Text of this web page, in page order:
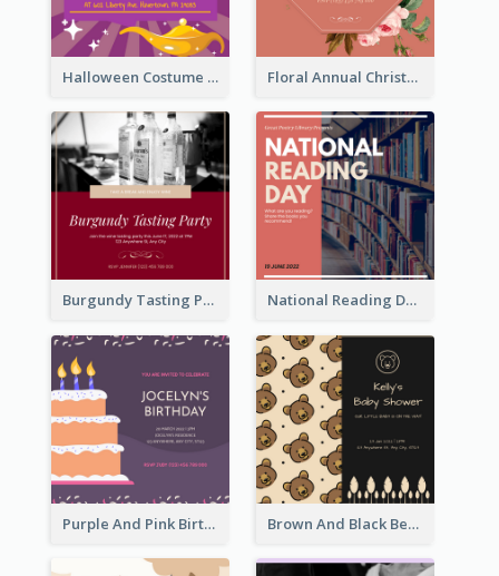
Halloween Costume Party Invitation Floral Annual Christmas Concert Invitation
Burgundy Tasting Party Invitation National Reading Day Invitation
Purple And Pink Birthday Cake Illustration Party Invitation Brown And Black Bear Cartoon Baby Shower Invitation